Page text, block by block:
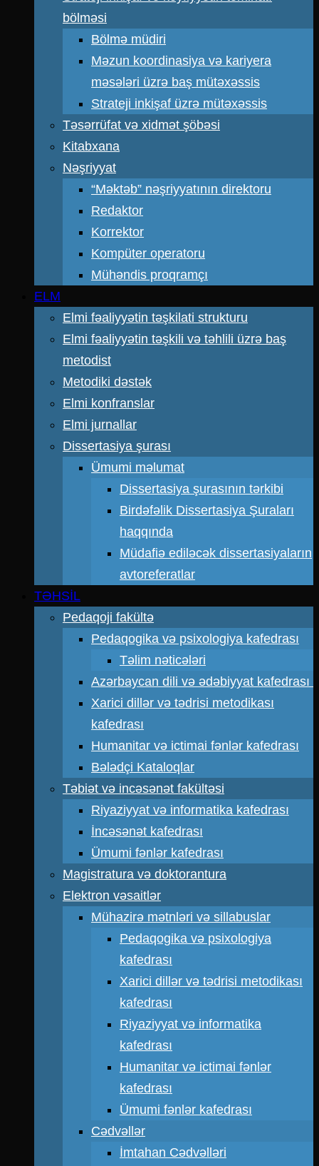
bölməsi
Bölmə müdiri
Məzun koordinasiya və kariyera
məsələri üzrə baş mütəxəssis
Strateji inkişaf üzrə mütəxəssis
Təsərrüfat və xidmət şöbəsi
Kitabxana
Nəşriyyat
“Məktəb” nəşriyyatının direktoru
Redaktor
Korrektor
Kompüter operatoru
Mühəndis proqramçı
ELM
Elmi fəaliyyətin təşkilati strukturu
Elmi fəaliyyətin təşkili və təhlili üzrə baş
metodist
Metodiki dəstək
Elmi konfranslar
Elmi jurnallar
Dissertasiya şurası
Ümumi məlumat
Dissertasiya şurasının tərkibi
Birdəfəlik Dissertasiya Şuraları
haqqında
Müdafiə ediləcək dissertasiyaların
avtoreferatlar
TƏHSİL
Pedaqoji fakültə
Pedaqogika və psixologiya kafedrası
Təlim nəticələri
Azərbaycan dili və ədəbiyyat kafedrası
Xarici dillər və tədrisi metodikası
kafedrası
Humanitar və ictimai fənlər kafedrası
Bələdçi Kataloqlar
Təbiət və incəsənət fakültəsi
Riyaziyyat və informatika kafedrası
İncəsənət kafedrası
Ümumi fənlər kafedrası
Magistratura və doktorantura
Elektron vəsaitlər
Mühazirə mətnləri və sillabuslar
Pedaqogika və psixologiya
kafedrası
Xarici dillər və tədrisi metodikası
kafedrası
Riyaziyyat və informatika
kafedrası
Humanitar və ictimai fənlər
kafedrası
Ümumi fənlər kafedrası
Cədvəllər
İmtahan Cədvəlləri